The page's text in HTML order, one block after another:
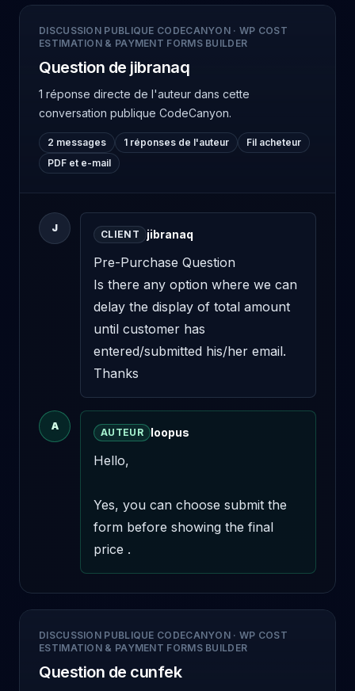
DISCUSSION PUBLIQUE CODECANYON · WP COST
ESTIMATION & PAYMENT FORMS BUILDER
Question de jibranaq
1 réponse directe de l'auteur dans cette
conversation publique CodeCanyon.
2 messages 1 réponses de l'auteur
Fil acheteur
PDF et e-mail
J
CLIENT jibranaq
Pre-Purchase Question
Is there any option where we can
delay the display of total amount
until customer has
entered/submitted his/her email.
Thanks
A
AUTEUR loopus
Hello,
Yes, you can choose submit the
form before showing the final
price .
DISCUSSION PUBLIQUE CODECANYON · WP COST
ESTIMATION & PAYMENT FORMS BUILDER
Question de cunfek